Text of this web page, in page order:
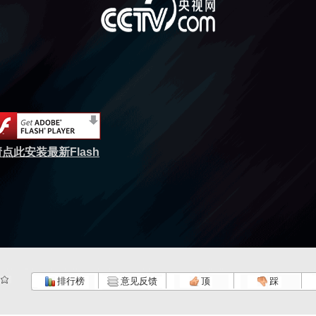
点此安装最新Flash
排行榜 意见反馈 顶 踩